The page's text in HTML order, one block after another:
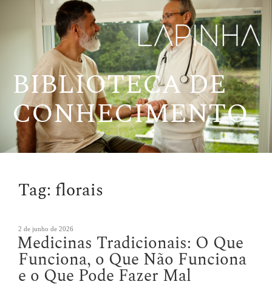
BIBLIOTECA DE
CONHECIMENTO
Tag: florais
Publicado
em
2 de junho de 2026
Medicinas Tradicionais: O Que
Funciona, o Que Não Funciona
e o Que Pode Fazer Mal